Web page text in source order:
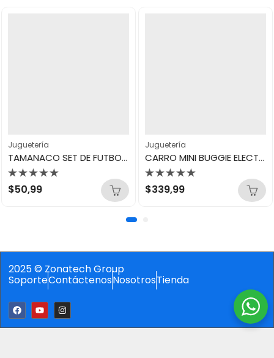
Juguetería
TAMANACO SET DE FUTBOL BALON N3
Valorado
con
$50,99
Juguetería
CARRO MINI BUGGIE ELECTRICO
Valorado
con
$339,99
2025 © Zonatech Group
SoporteContáctenosNosotrosTienda